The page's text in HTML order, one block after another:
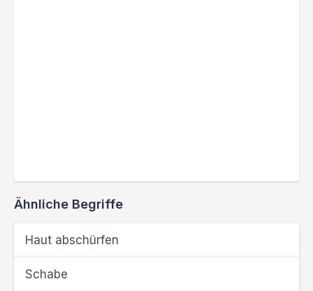
Ähnliche Begriffe
Haut abschürfen
Schabe